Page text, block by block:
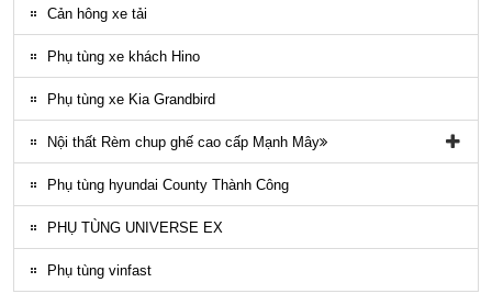
Phụ tung hyundai mighty ex8
Phụ tùng Kia K3000
Phụ tùng vỏ xe khách Thaco
Phụ tùng gầm máy xe khách Thaco
Cản hông xe tải
Phụ tùng xe khách Hino
Phụ tùng xe Kia Grandbird
Nội thất Rèm chup ghế cao cấp Mạnh Mây
Rèm áo ghế xe County Mạnh Mây
Phụ tùng hyundai County Thành Công
PHỤ TÙNG UNIVERSE EX
Phụ tùng vinfast